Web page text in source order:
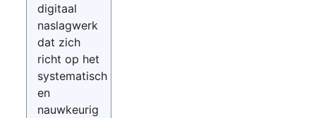
digitaal
naslagwerk
dat zich
richt op het
systematisch
en
nauwkeurig